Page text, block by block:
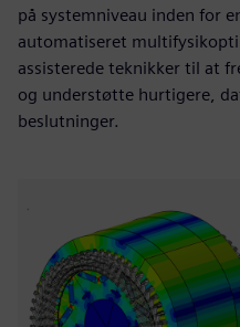
på systemniveau inden for
automatiseret
assisterede teknikker til at
og understøtte hurtigere,
beslutninger.